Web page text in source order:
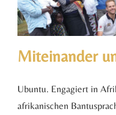
Miteinander
Ubuntu. Engagiert in
afrikanischen